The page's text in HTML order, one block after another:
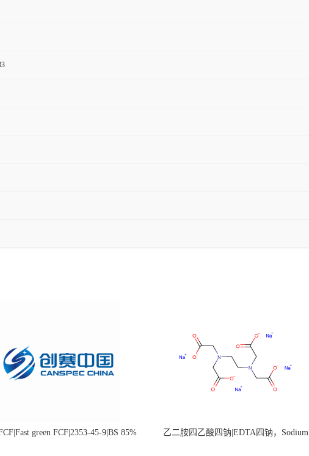
green FCF|2353-45-9|BS 85%
乙二胺四乙酸四钠|EDTA四钠，Sodium